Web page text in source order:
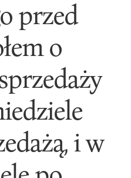
przed
o
i w